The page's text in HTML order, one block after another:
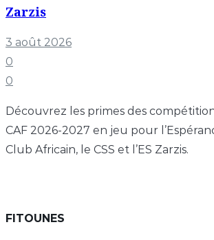
Zarzis
3 août 2026
0
0
Découvrez les primes des
CAF 2026-2027 en jeu pour
Club Africain, le CSS et l’ES Zarzis.
FITOUNES